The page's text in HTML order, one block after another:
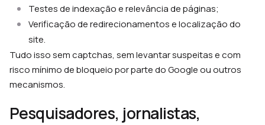
Testes de indexação e relevância de páginas;
Verificação de redirecionamentos e localização do
site.
Tudo isso sem captchas, sem levantar suspeitas e com
risco mínimo de bloqueio por parte do Google ou outros
mecanismos.
Pesquisadores, jornalistas,